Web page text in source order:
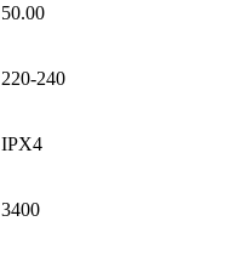
50.00
220-240
IPX4
3400